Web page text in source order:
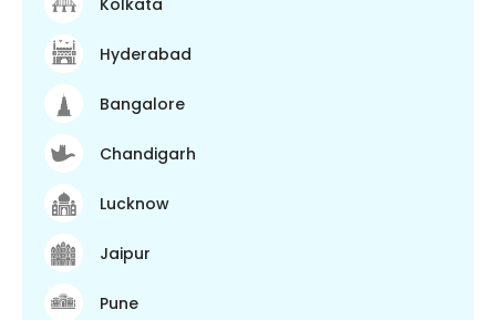
Hyderabad
Bangalore
Chandigarh
Lucknow
Jaipur
Pune